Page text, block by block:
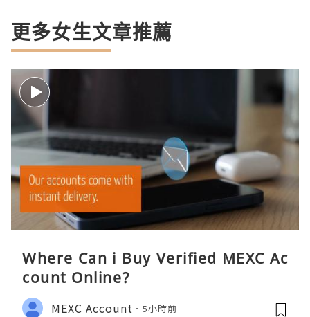
更多女生文章推薦
Where Can i Buy Verified MEXC Ac
count Online?
MEXC Account 5小時前